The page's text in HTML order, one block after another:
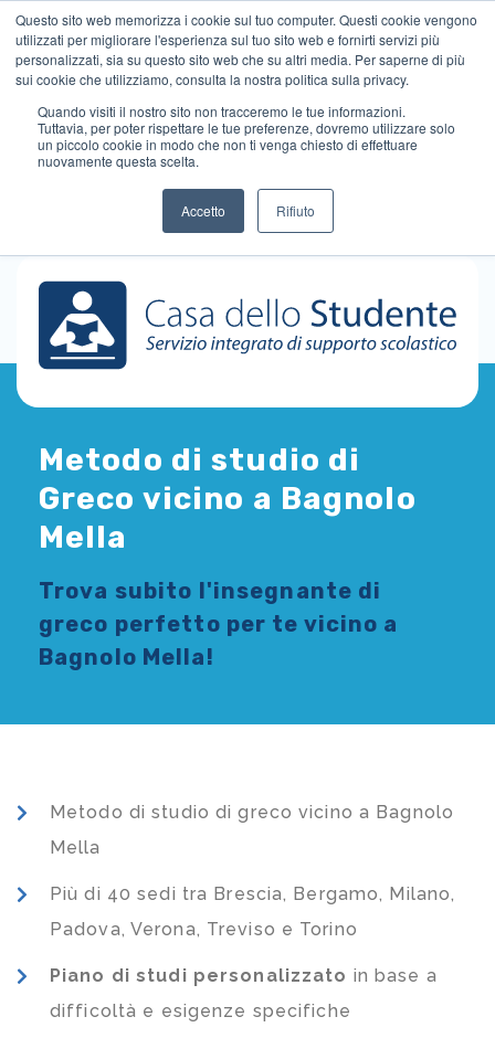
Questo sito web memorizza i cookie sul tuo computer. Questi cookie vengono
utilizzati per migliorare l'esperienza sul tuo sito web e fornirti servizi più
personalizzati, sia su questo sito web che su altri media. Per saperne di più
sui cookie che utilizziamo, consulta la nostra politica sulla privacy.
Quando visiti il ​​nostro sito non tracceremo le tue informazioni.
Tuttavia, per poter rispettare le tue preferenze, dovremo utilizzare solo
un piccolo cookie in modo che non ti venga chiesto di effettuare
nuovamente questa scelta.
Accetto Rifiuto
Metodo di studio di
Greco vicino a Bagnolo
Mella
Trova subito l'insegnante di
greco perfetto per te vicino a
Bagnolo Mella!
Metodo di studio di greco vicino a Bagnolo
Mella
Più di 40 sedi tra Brescia, Bergamo, Milano,
Padova, Verona, Treviso e Torino
Piano di studi personalizzato in base a
difficoltà e esigenze specifiche